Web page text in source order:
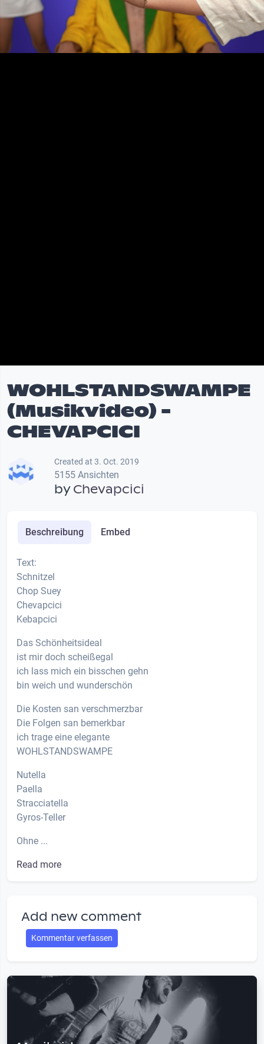
Video
WOHLSTANDSWAMPE
(Musikvideo) -
CHEVAPCICI
Created at 3. Oct. 2019
5155 Ansichten
byChevapcici
Beschreibung Embed
Text:
Schnitzel
Chop Suey
Chevapcici
Kebapcici
Das Schönheitsideal
ist mir doch scheißegal
ich lass mich ein bisschen gehn
bin weich und wunderschön
Die Kosten san verschmerzbar
Die Folgen san bemerkbar
ich trage eine elegante
WOHLSTANDSWAMPE
Nutella
Paella
Stracciatella
Gyros-Teller
Ohne ...
Read more
Add new comment
Kommentar verfassen